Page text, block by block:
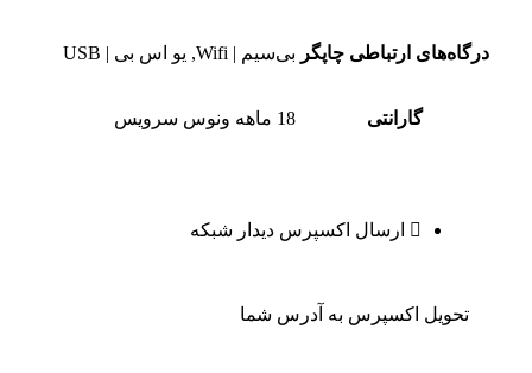
درگاه‌های ارتباطی چاپگر بی‌سیم | Wifi, یو اس بی | USB
گارانتی 18 ماهه ونوس سرویس
ارسال اکسپرس دیدار شبکه
تحویل اکسپرس به آدرس شما